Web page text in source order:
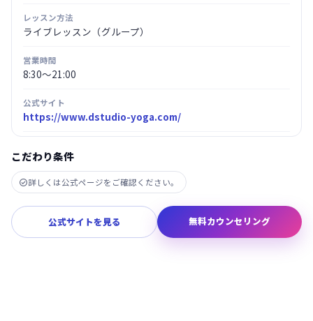
レッスン方法
ライブレッスン（グループ）
営業時間
8:30～21:00
公式サイト
https://www.dstudio-yoga.com/
こだわり条件
詳しくは公式ページをご確認ください。
公式サイトを見る 無料カウンセリング